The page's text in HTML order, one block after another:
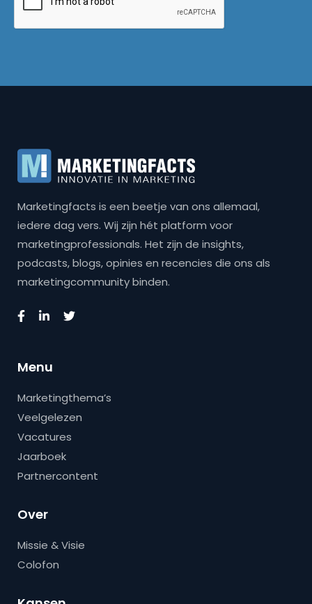
Marketingfacts is een beetje van ons allemaal,
iedere dag vers. Wij zijn hét platform voor
marketingprofessionals. Het zijn de insights,
podcasts, blogs, opinies en recencies die ons als
marketingcommunity binden.
Menu
Marketingthema’s
Veelgelezen
Vacatures
Jaarboek
Partnercontent
Over
Missie & Visie
Colofon